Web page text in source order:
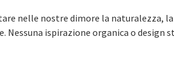
nelle nostre dimore la
ispirazione organica o design